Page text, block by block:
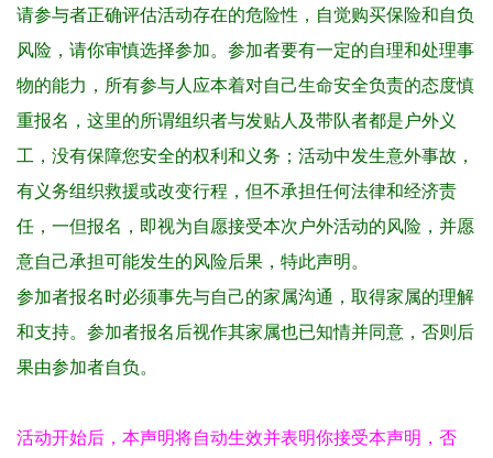
请参与者正确评估活动存在的危险性，自觉购买保险和自负
风险，请你审慎选择参加。参加者要有一定的自理和处理事
物的能力，所有参与人应本着对自己生命安全负责的态度慎
重报名，这里的所谓组织者与发贴人及带队者都是户外义
工，没有保障您安全的权利和义务；活动中发生意外事故，
有义务组织救援或改变行程，但不承担任何法律和经济责
任，一但报名，即视为自愿接受本次户外活动的风险，并愿
意自己承担可能发生的风险后果，特此声明。
参加者报名时必须事先与自己的家属沟通，取得家属的理解
和支持。参加者报名后视作其家属也已知情并同意，否则后
果由参加者自负。
活动开始后，本声明将自动生效并表明你接受本声明，否